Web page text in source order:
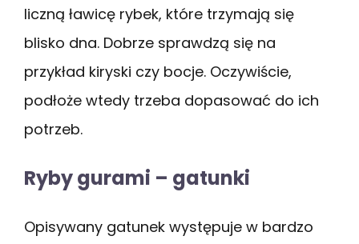
liczną ławicę rybek, które trzymają się
blisko dna. Dobrze sprawdzą się na
przykład kiryski czy bocje. Oczywiście,
podłoże wtedy trzeba dopasować do ich
potrzeb.
Ryby gurami – gatunki
Opisywany gatunek występuje w bardzo